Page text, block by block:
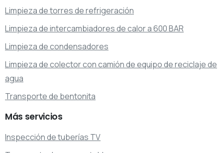
Limpieza de torres de refrigeración
Limpieza de intercambiadores de calor a 600 BAR
Limpieza de condensadores
Limpieza de colector con camión de equipo de reciclaje de
agua
Transporte de bentonita
Más servicios
Inspección de tuberías TV